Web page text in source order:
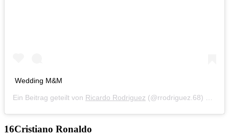
Wedding M&M
Ein Beitrag geteilt von Ricardo Rodriguez (@rrodriguez.68) am
Cristiano Ronaldo